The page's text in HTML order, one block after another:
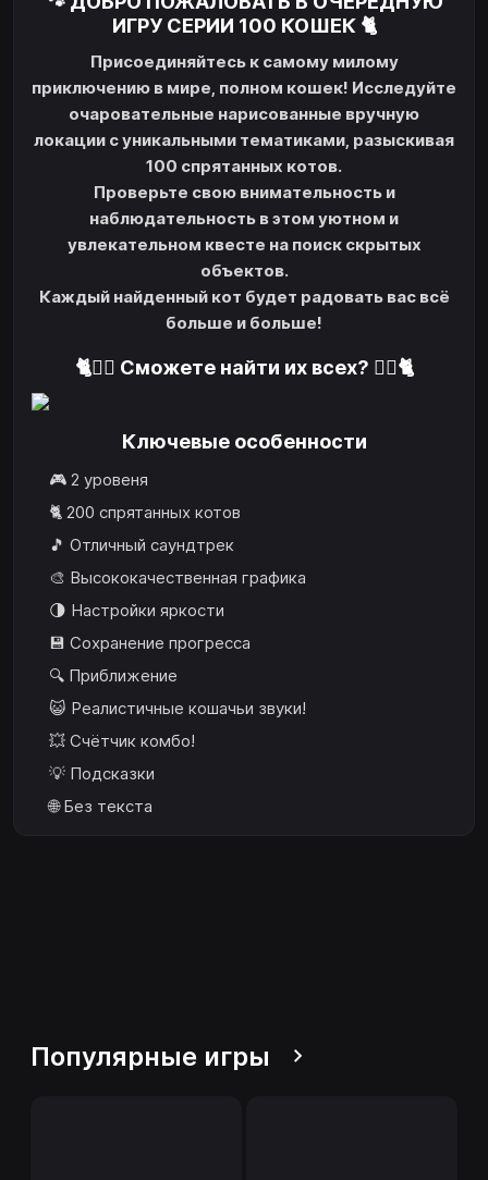
ИГРУ СЕРИИ 100 КОШЕК 🐈
Присоединяйтесь к самому милому
приключению в мире, полном кошек! Исследуйте
очаровательные нарисованные вручную
локации с уникальными тематиками, разыскивая
100 спрятанных котов.
Проверьте свою внимательность и
наблюдательность в этом уютном и
увлекательном квесте на поиск скрытых
объектов.
Каждый найденный кот будет радовать вас всё
больше и больше!
🐈🕵️‍♂️ Сможете найти их всех? 🕵️‍♂️🐈
Ключевые особенности
🎮 2 уровеня
🐈 200 спрятанных котов
🎵 Отличный саундтрек
🎨 Высококачественная графика
🌗 Настройки яркости
💾 Сохранение прогресса
🔍 Приближение
😺 Реалистичные кошачьи звуки!
💥 Счётчик комбо!
💡 Подсказки
🌐 Без текста
Популярные игры